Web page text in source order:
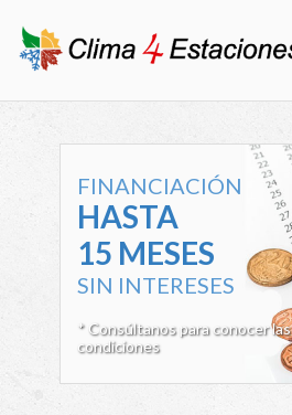
FINANCIACIÓN
HASTA
15 MESES
SIN INTERESES
* Consúltanos para conocer las
condiciones